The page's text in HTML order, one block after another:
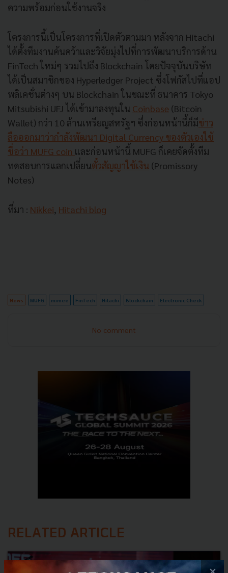
ความพร้อมก่อนใช้งานจริง
โครงการนี้เป็นโครงการที่เปิดตัวตามมา หลังจาก Hitachi
ได้ตั้งทีมงานค้นคว้าและวิจัยมุ่งไปที่การพัฒนาบริการด้าน
FinTech ใหม่ๆ รวมไปถึง Blockchain โดยปัจจุบันบริษัท
ได้เป็นสมาชิกของ Hyperledger Project ซึ่งโฟกัสไปที่แอป
พลิเคชั่นต่างๆ บน Blockchain ในขณะที่ ธนาคาร Tokyo
Mitsubishi UFJ ได้เข้ามาลงทุนใน Coinbase (Bitcoin
Wallet) กว่า 10 ล้านเหรียญสหรัฐฯ ซึ่งก่อนหน้านี้ก็มีข่าว
ลือออกมาว่ากำลังพัฒนา Digital Currency ของตัวเองใช้
ชื่อว่า MUFG coin และก่อนหน้านี้ MUFG ก็เคยจัดตั้งทีม
ทดสอบการแลกเปลี่ยนตั๋วสัญญาใช้เงิน (Promissory
Notes)
ที่มา : Nikkei, Hitachi blog
News MUFG mimee FinTech Hitachi Blockchain Electronic Check
No comment
RELATED ARTICLE